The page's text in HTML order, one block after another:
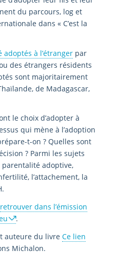
du parcours, log et
dans « C’est la
à l’étrangerpar
des étrangers résidents
sont majoritairement
de Madagascar,
le choix d’adopter à
qui mène à l’adoption
t-on ? Quelles sont
? Parmi les sujets
parentalité adoptive,
l’attachement, la
retrouver dans l’émission
.
auteure du livre Ce lien
Michalon.